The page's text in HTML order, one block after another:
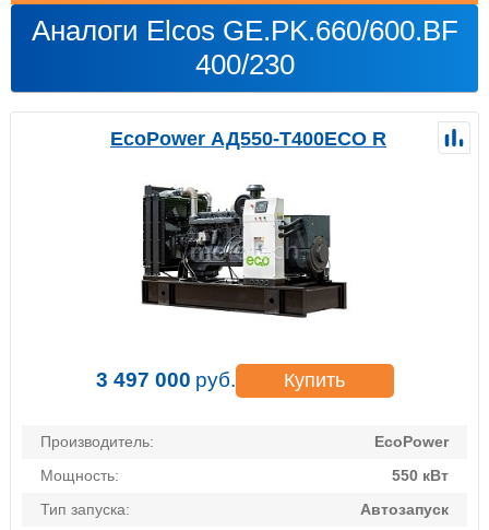
Аналоги Elcos GE.PK.660/600.BF
400/230
EcoPower АД550-T400ECO R
3 497 000 руб. Купить
Производитель:
EcoPower
Мощность:
550 кВт
Тип запуска:
Автозапуск